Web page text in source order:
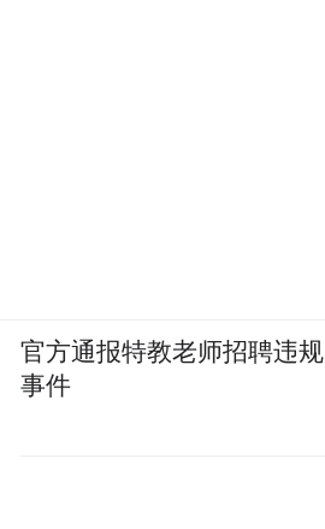
官方通报特教老师招聘违规
事件